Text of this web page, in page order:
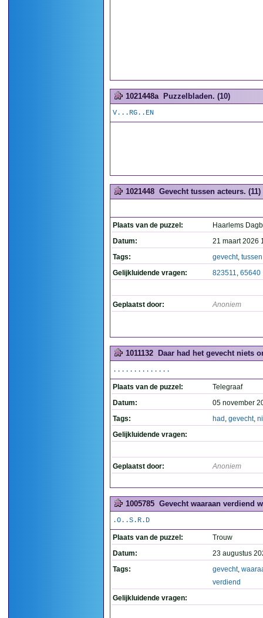
1021448a Puzzelbladen. (10)
V...RG..EN
1021448 Gevecht tussen acteurs. (11)
Plaats van de puzzel:
Haarlems
Datum:
21 maart 2026
Tags:
gevecht, tussen
Gelijkluidende vragen:
823511, 65640
Geplaatst door: Anoniem
1011132 Daar had het gevecht niets
..............
Plaats van de puzzel:
Telegraaf
Datum:
05 november
Tags:
had , gevecht,
Gelijkluidende vragen:
Geplaatst door: Anoniem
1005785 Gevecht waaraan verdiend
.O..S.R.D
Plaats van de puzzel:
Trouw
Datum:
23 augustus
Tags:
gevecht,
verdiend
Gelijkluidende vragen: